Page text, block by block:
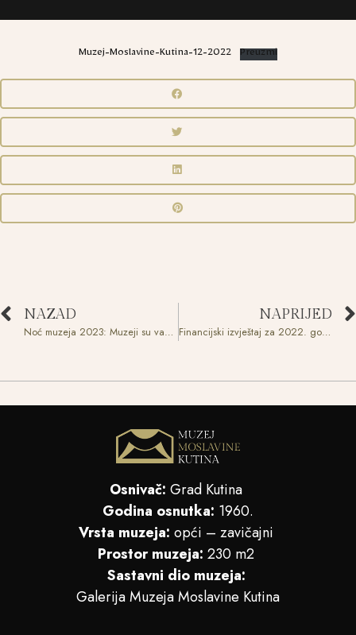
Muzej-Moslavine-Kutina-12-2022 Preuzmi
NAZAD
Noć muzeja 2023: Muzeji su važni!
NAPRIJED
Financijski izvještaj za 2022. godinu
Osnivač: Grad Kutina
Godina osnutka: 1960.
Vrsta muzeja: opći – zavičajni
Prostor muzeja: 230 m2
Sastavni dio muzeja:
Galerija Muzeja Moslavine Kutina